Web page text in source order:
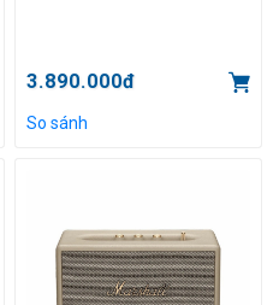
3.890.000đ
So sánh